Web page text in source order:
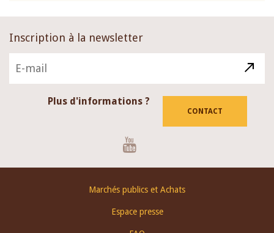
Inscription à la newsletter
Plus d'informations ?
CONTACT
Marchés publics et Achats
Espace presse